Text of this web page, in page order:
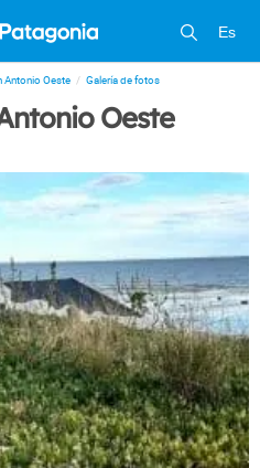
Es
Antonio Oeste Galería de fotos
Oeste